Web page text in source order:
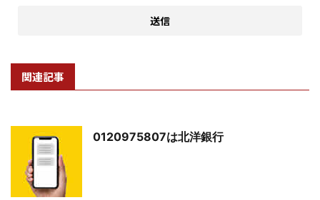
関連記事
0120975807は北洋銀行